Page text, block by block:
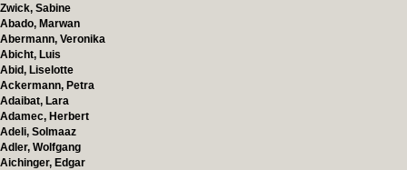
Zwick, Sabine
Abado, Marwan
Abermann, Veronika
Abicht, Luis
Abid, Liselotte
Ackermann, Petra
Adaibat, Lara
Adamec, Herbert
Adeli, Solmaaz
Adler, Wolfgang
Aichinger, Edgar